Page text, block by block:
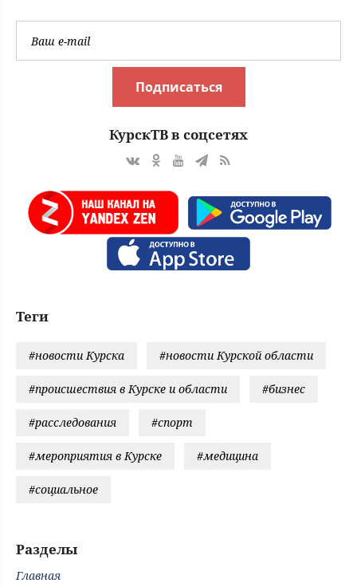
Подписаться
КурскТВ в соцсетях
Теги
#новости Курска #новости Курской области
#происшествия в Курске и области #бизнес
#расследования #спорт
#мероприятия в Курске #медицина
#социальное
Разделы
Главная